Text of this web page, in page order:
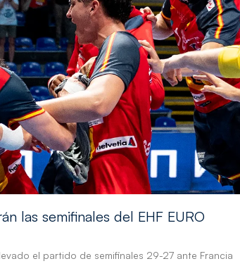
las semifinales del EHF EURO
el partido de semifinales 29-27 ante Francia